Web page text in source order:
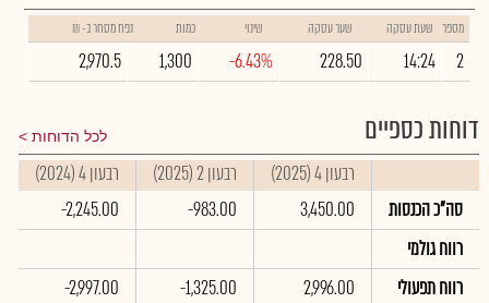
מספר שעת עסקה שער עסקה שינוי כמות נפח מסחר ב- ₪
2
14:24
228.50
-6.43%
1,300
2,970.5
דוחות כספיים לכל הדוחות
רבעון 4 (2025) רבעון 2 (2025) רבעון 4 (2024)
סה"כ הכנסות
3,450.00
-983.00
-2,245.00
רווח גולמי
רווח תפעולי
2,996.00
-1,325.00
-2,997.00